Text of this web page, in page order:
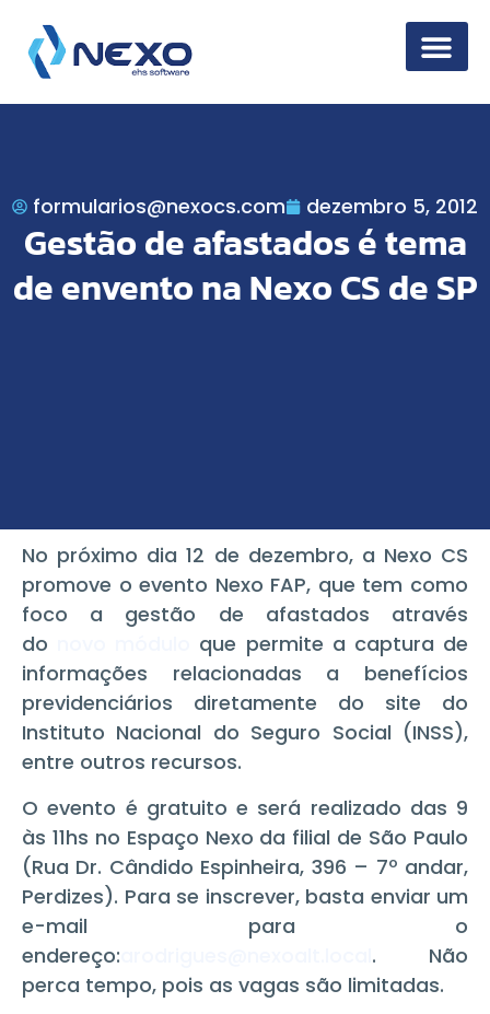
formularios@nexocs.com dezembro 5, 2012
Gestão de afastados é tema
de envento na Nexo CS de SP
No próximo dia 12 de dezembro, a Nexo CS
promove o evento Nexo FAP, que tem como
foco a gestão de afastados através
do
que permite a captura de
informações relacionadas a benefícios
previdenciários diretamente do site do
Instituto Nacional do Seguro Social (INSS),
entre outros recursos.
O evento é gratuito e será realizado das 9
às 11hs no Espaço Nexo da filial de São Paulo
(Rua Dr. Cândido Espinheira, 396 – 7º andar,
Perdizes). Para se inscrever, basta enviar um
e-mail para o
endereço:
. Não
perca tempo, pois as vagas são limitadas.